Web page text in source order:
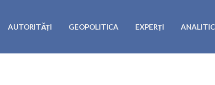
AUTORITĂȚI GEOPOLITICA EXPERȚI